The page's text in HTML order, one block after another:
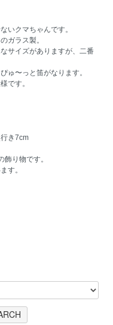
いクマちゃんです。
ガラス製。
サイズがありますが、二番
ゅ〜っと笛がなります。
です。
き7cm
り物です。
す。